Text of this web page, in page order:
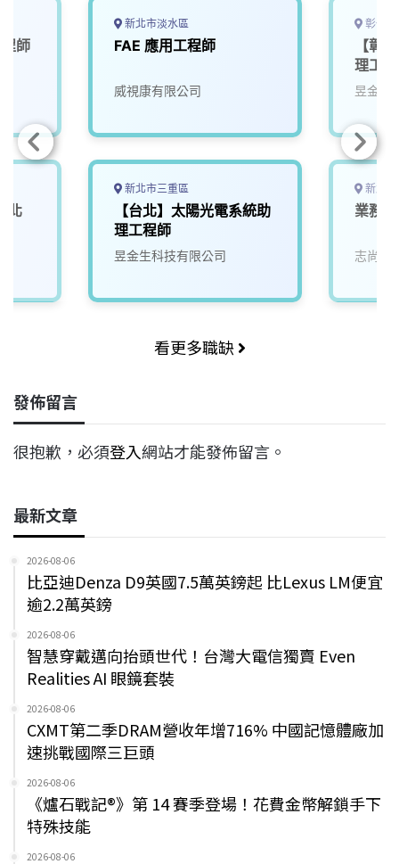
n
師
北
新北市淡水區
FAE 應用工程師
威視康有限公司
新北市三重區
【台北】太陽光電系統助
理工程師
昱金生科技有限公司
彰化
【彰
理工
昱金生
新北
業務
志尚儀
看更多職缺
發佈留言
很抱歉，必須登入網站才能發佈留言。
最新文章
2026-08-06
比亞迪Denza D9英國7.5萬英鎊起 比Lexus LM便宜
逾2.2萬英鎊
2026-08-06
智慧穿戴邁向抬頭世代！台灣大電信獨賣 Even
Realities AI 眼鏡套裝
2026-08-06
CXMT第二季DRAM營收年增716% 中國記憶體廠加
速挑戰國際三巨頭
2026-08-06
《爐石戰記®》第 14 賽季登場！花費金幣解鎖手下
特殊技能
2026-08-06